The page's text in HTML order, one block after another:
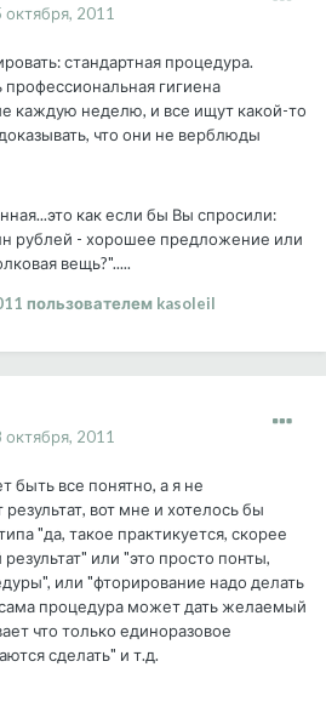
октября, 2011
стандартная процедура.
гигиена
каждую неделю, и все ищут какой-то
что они не верблюды
как если бы Вы спросили:
рублей - хорошее предложение или
вещь?".....
пользователем kasoleil
октября, 2011
быть все понятно, а я не
вот мне и хотелось бы
"да, такое практикуется, скорее
или "это просто понты,
или "фторирование надо делать
процедура может дать желаемый
что только единоразовое
сделать" и т.д.